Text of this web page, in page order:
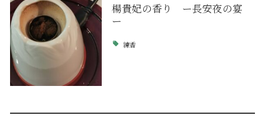
楊貴妃の香り ー長安夜の宴
ー
練香